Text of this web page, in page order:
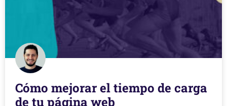
Cómo mejorar el tiempo de carga
de tu página web